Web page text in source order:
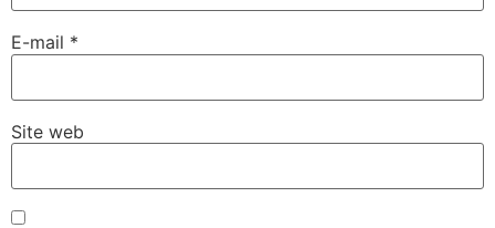
E-mail *
Site web